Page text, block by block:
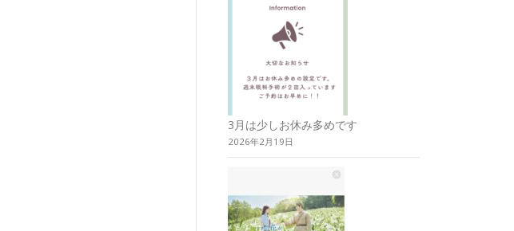
3月は少しお休み多めです
2026年2月19日